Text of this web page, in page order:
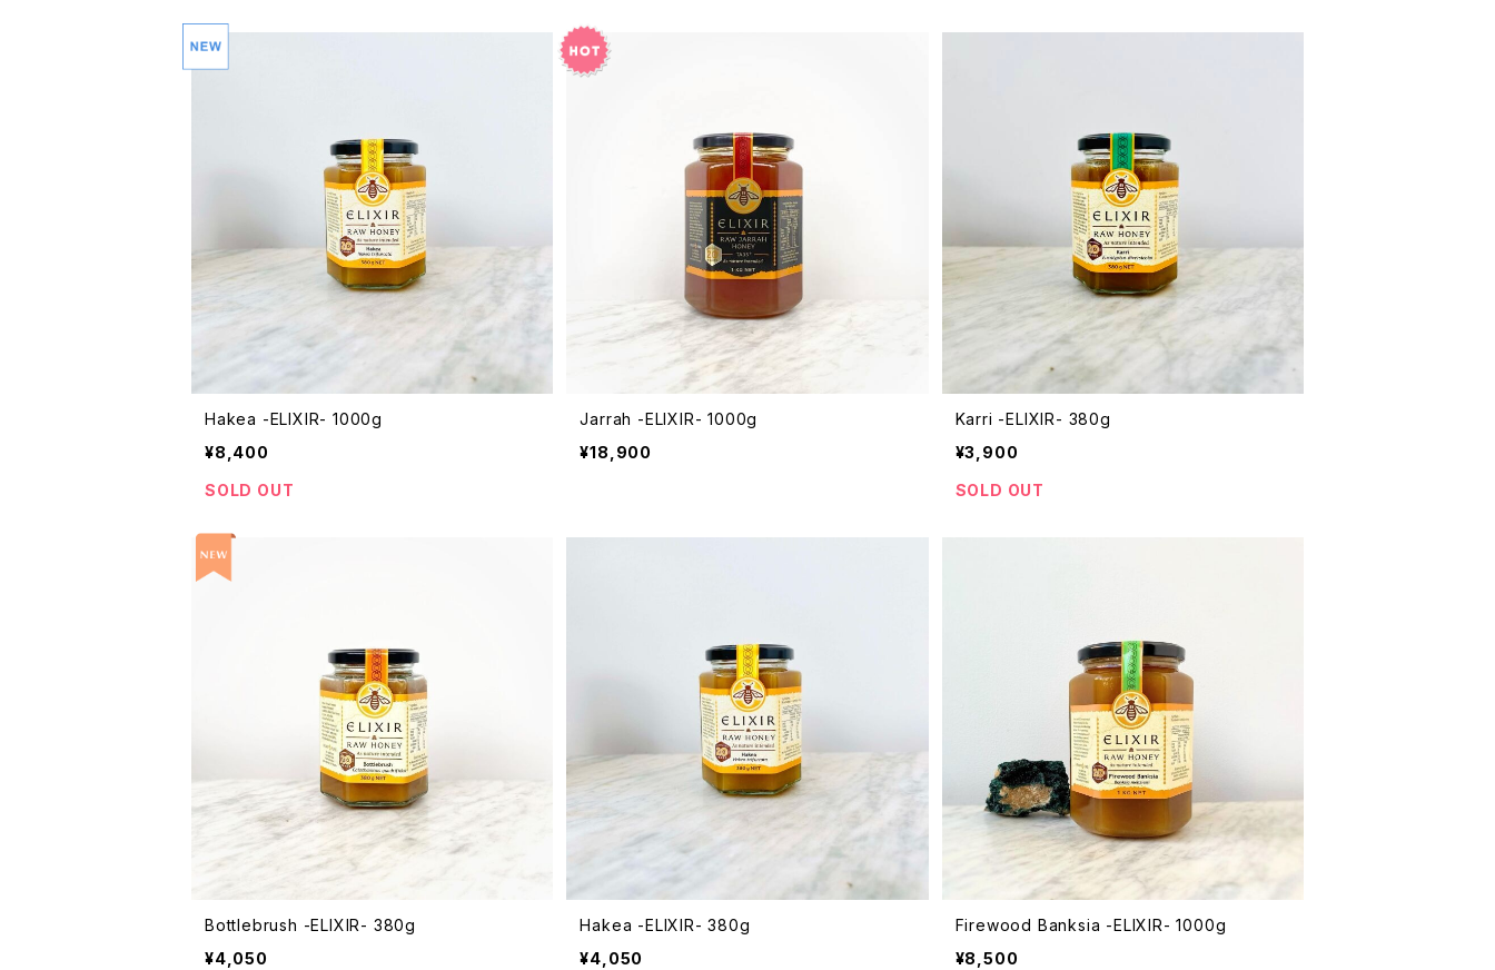
Hakea -ELIXIR- 1000g
¥8,400
SOLD OUT
Jarrah -ELIXIR- 1000g
¥18,900
Karri -ELIXIR- 380g
¥3,900
SOLD OUT
Bottlebrush -ELIXIR- 380g
¥4,050
Hakea -ELIXIR- 380g
¥4,050
Firewood Banksia -ELIXIR- 1000g
¥8,500